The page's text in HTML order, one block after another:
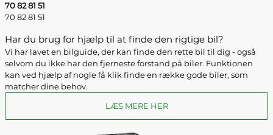
70 82 81 51
70 82 81 51
Har du brug for hjælp til at finde den rigtige bil?
Vi har lavet en bilguide, der kan finde den rette bil til dig - også
selvom du ikke har den fjerneste forstand på biler. Funktionen
kan ved hjælp af nogle få klik finde en række gode biler, som
matcher dine behov.
LÆS MERE HER